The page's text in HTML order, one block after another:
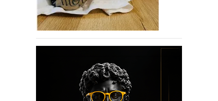
own acrostics and describing
famous movies by using the
very letters of their titles!